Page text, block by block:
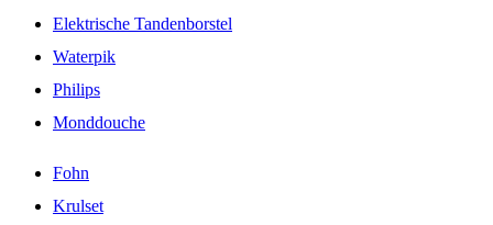
Elektrische Tandenborstel
Waterpik
Philips
Monddouche
Fohn
Krulset